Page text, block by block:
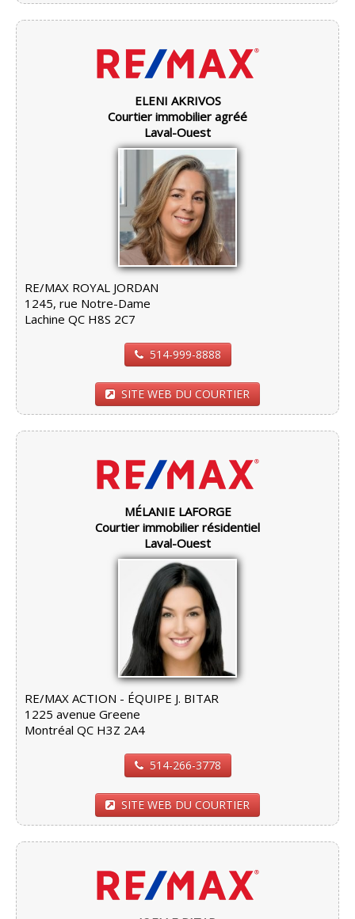
ELENI AKRIVOS
Courtier immobilier agréé
Laval-Ouest
RE/MAX ROYAL JORDAN
1245, rue Notre-Dame
Lachine QC H8S 2C7
514-999-8888
SITE WEB DU COURTIER
MÉLANIE LAFORGE
Courtier immobilier résidentiel
Laval-Ouest
RE/MAX ACTION - ÉQUIPE J. BITAR
1225 avenue Greene
Montréal QC H3Z 2A4
514-266-3778
SITE WEB DU COURTIER